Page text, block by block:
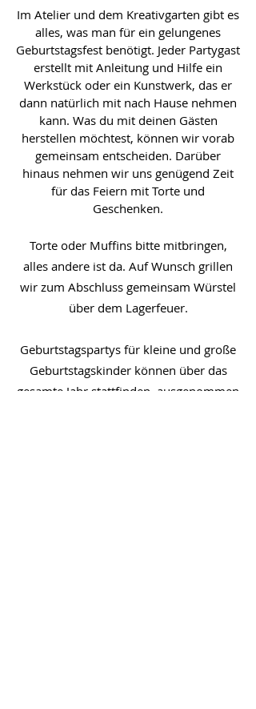
Im Atelier und dem Kreativgarten gibt es
alles, was man für ein gelungenes
Geburtstagsfest benötigt. Jeder Partygast
erstellt mit Anleitung und Hilfe ein
Werkstück oder ein Kunstwerk, das er
dann natürlich mit nach Hause nehmen
kann. Was du mit deinen Gästen
herstellen möchtest, können wir vorab
gemeinsam entscheiden. Darüber
hinaus nehmen wir uns genügend Zeit
für das Feiern mit Torte und
Geschenken.
Torte oder Muffins bitte mitbringen,
alles andere ist da. Auf Wunsch grillen
wir zum Abschluss gemeinsam Würstel
über dem Lagerfeuer.
Geburtstagspartys für kleine und große
Geburtstagskinder können über das
gesamte Jahr stattfinden, ausgenommen